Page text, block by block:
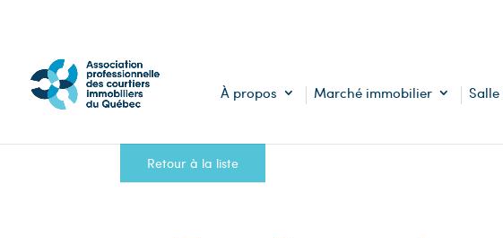
À propos Marché immobilier Salle
Retour à la liste